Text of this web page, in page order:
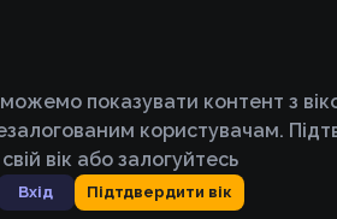
показувати контент з
користувачам.
свій вік або залогуйтесь
Вхід Підтдвердити вік